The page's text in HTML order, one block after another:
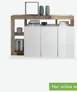
Nur online